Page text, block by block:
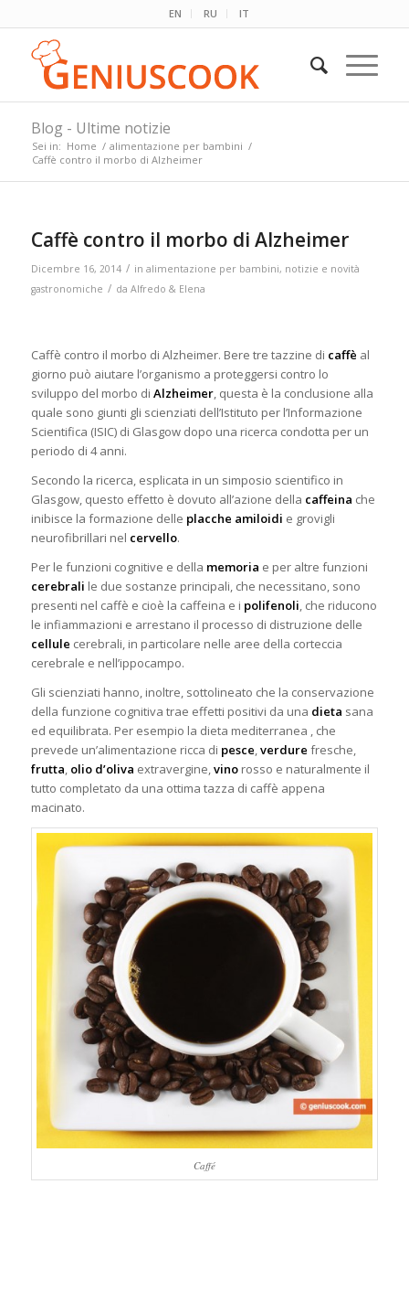
EN RU IT
Blog - Ultime notizie
Sei in: Home / alimentazione per bambini /
Caffè contro il morbo di Alzheimer
Caffè contro il morbo di Alzheimer
Dicembre 16, 2014 / in alimentazione per bambini, notizie e novità
gastronomiche / da Alfredo & Elena
Caffè contro il morbo di Alzheimer. Bere tre tazzine di caffè al
giorno può aiutare l’organismo a proteggersi contro lo
sviluppo del morbo di Alzheimer, questa è la conclusione alla
quale sono giunti gli scienziati dell’Istituto per l’Informazione
Scientifica (ISIC) di Glasgow dopo una ricerca condotta per un
periodo di 4 anni.
Secondo la ricerca, esplicata in un simposio scientifico in
Glasgow, questo effetto è dovuto all’azione della caffeina che
inibisce la formazione delle placche amiloidi e grovigli
neurofibrillari nel cervello.
Per le funzioni cognitive e della memoria e per altre funzioni
cerebrali le due sostanze principali, che necessitano, sono
presenti nel caffè e cioè la caffeina e i polifenoli, che riducono
le infiammazioni e arrestano il processo di distruzione delle
cellule cerebrali, in particolare nelle aree della corteccia
cerebrale e nell’ippocampo.
Gli scienziati hanno, inoltre, sottolineato che la conservazione
della funzione cognitiva trae effetti positivi da una dieta sana
ed equilibrata. Per esempio la dieta mediterranea , che
prevede un’alimentazione ricca di pesce,verdure fresche,
frutta,olio d’oliva extravergine,vinorosso e naturalmente il
tutto completato da una ottima tazza di caffè appena
macinato.
Caffé